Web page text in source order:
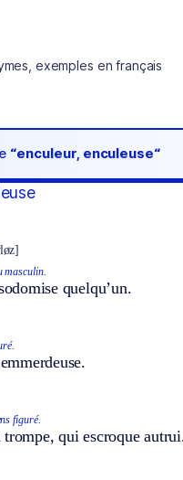
exemples en français
“enculeur, enculeuse“
masculin.
quelqu’un.
figuré.
trompe, qui escroque